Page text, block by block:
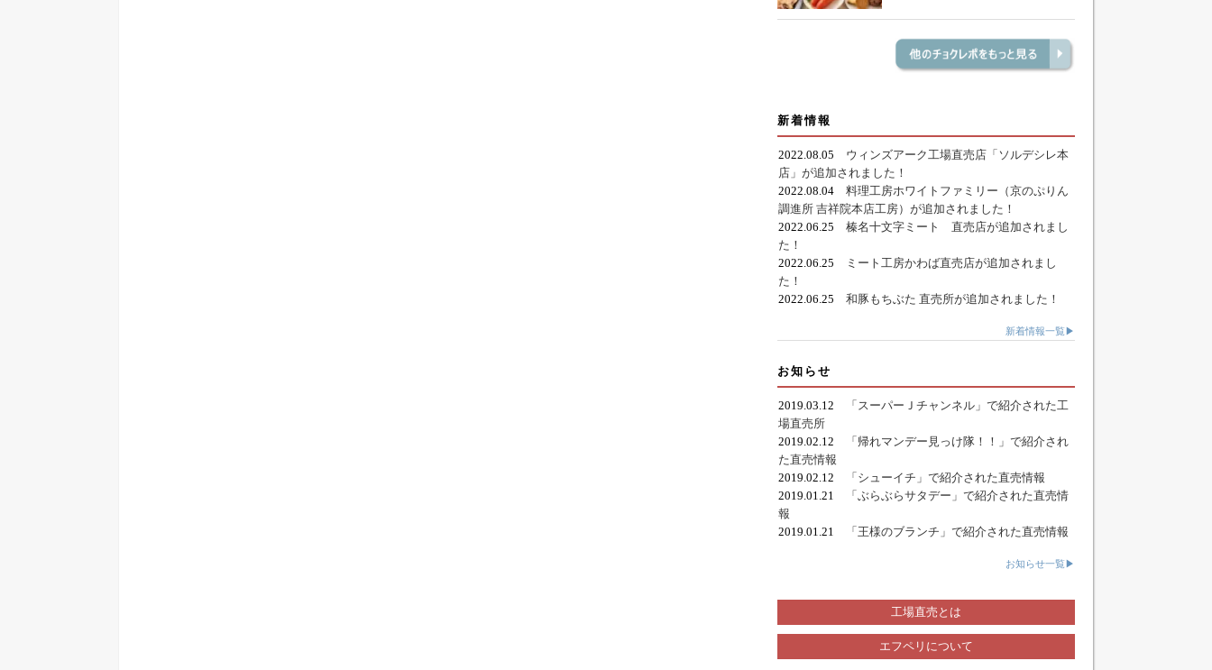
新着情報
2022.08.05 ウィンズアーク工場直売店「ソルデシレ本
店」が追加されました！
2022.08.04 料理工房ホワイトファミリー（京のぷりん
調進所 吉祥院本店工房）が追加されました！
2022.06.25 榛名十文字ミート 直売店が追加されまし
た！
2022.06.25
ミート工房かわば直売店が追加されまし
た！
2022.06.25 和豚もちぶた 直売所が追加されました！
新着情報一覧▶
お知らせ
2019.03.12
「スーパーＪチャンネル」で紹介された工
場直売所
2019.02.12
「帰れマンデー見っけ隊！！」で紹介され
た直売情報
2019.02.12
「シューイチ」で紹介された直売情報
2019.01.21
「ぶらぶらサタデー」で紹介された直売情
報
2019.01.21
「王様のブランチ」で紹介された直売情報
お知らせ一覧▶
工場直売とは
エフペリについて